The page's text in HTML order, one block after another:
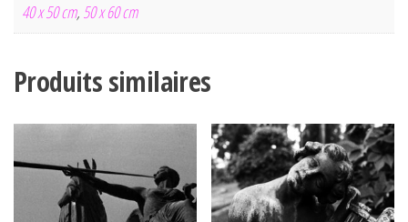
40 x 50 cm, 50 x 60 cm
Produits similaires